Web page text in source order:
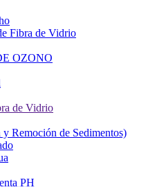
Fibra de Vidrio
OZONO
de Vidrio
Remoción de Sedimentos)
PH